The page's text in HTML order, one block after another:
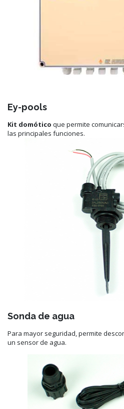
Ey-pools
Kit domótico que permite
las principales funciones.
Sonda de agua
Para mayor seguridad, permite
un sensor de agua.